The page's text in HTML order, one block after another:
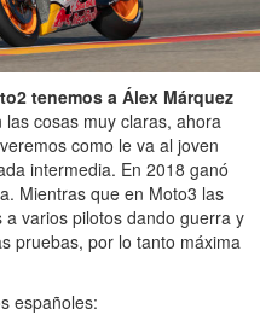
tenemos a Álex Márquez
las cosas muy claras, ahora
como le va al joven
intermedia. En 2018 ganó
Mientras que en Moto3 las
varios pilotos dando guerra y
pruebas, por lo tanto máxima
españoles: